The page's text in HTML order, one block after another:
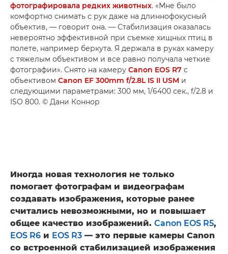
фотографировала редких животных. «Мне было
комфортно снимать с рук даже на длиннофокусный
объектив, — говорит она. — Стабилизация оказалась
невероятно эффективной при съемке хищных птиц в
полете, например беркута. Я держала в руках камеру
с тяжелым объективом и все равно получала четкие
фотографии». Снято на камеру Canon EOS R7 с
объективом Canon EF 300mm f/2.8L IS II USM и
следующими параметрами: 300 мм, 1/6400 сек., f/2.8 и
ISO 800. © Дани Коннор
Иногда новая технология не только
помогает фотографам и видеографам
создавать изображения, которые ранее
считались невозможными, но и повышает
общее качество изображений. Canon EOS R5,
EOS R6 и EOS R3 — это первые камеры Canon
со встроенной стабилизацией изображения